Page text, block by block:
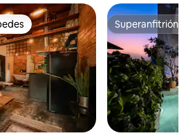
Superanfitrión
Superanfitrión